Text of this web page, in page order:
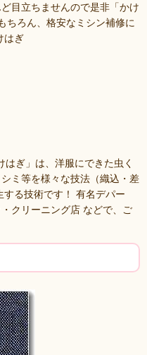
目立ちませんので是非「かけ
ちろん、格安なミシン補修に
はぎ
はぎ」は、洋服にできた虫く
ミ等を様々な技法（織込・差
る技術です！ 有名デパー
クリーニング店 などで、ご